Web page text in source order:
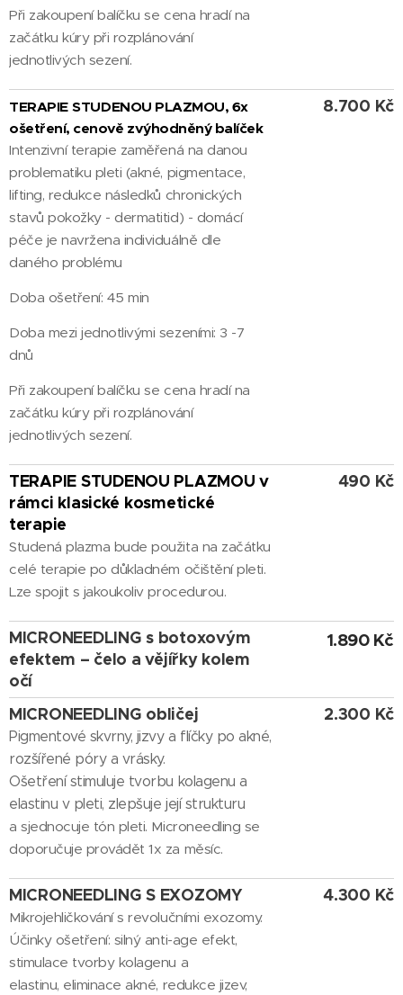
Při zakoupení balíčku se cena hradí na
začátku kúry při rozplánování
jednotlivých sezení.
TERAPIE STUDENOU PLAZMOU, 6x
ošetření, cenově zvýhodněný balíček
Intenzivní terapie zaměřená na danou
problematiku pleti (akné, pigmentace,
lifting, redukce následků chronických
stavů pokožky - dermatitid) - domácí
péče je navržena individuálně dle
daného problému
Doba ošetření: 45 min
Doba mezi jednotlivými sezeními: 3 -7
dnů
Při zakoupení balíčku se cena hradí na
začátku kúry při rozplánování
jednotlivých sezení.
8.700 Kč
TERAPIE STUDENOU PLAZMOU v
rámci klasické kosmetické
terapie
Studená plazma bude použita na začátku
celé terapie po důkladném očištění pleti.
Lze spojit s jakoukoliv procedurou.
490 Kč
MICRONEEDLING s botoxovým
efektem – čelo a vějířky kolem
očí
1.890 Kč
MICRONEEDLING obličej
Pigmentové skvrny, jizvy a flíčky po akné,
rozšířené póry a vrásky.
Ošetření stimuluje tvorbu kolagenu a
elastinu v pleti, zlepšuje její strukturu
a sjednocuje tón pleti. Microneedling se
doporučuje provádět 1x za měsíc.
2.300 Kč
MICRONEEDLING S EXOZOMY
Mikrojehličkování s revolučními exozomy.
Účinky ošetření: silný anti-age efekt,
stimulace tvorby kolagenu a
elastinu, eliminace akné, redukce jizev,
4.300 Kč